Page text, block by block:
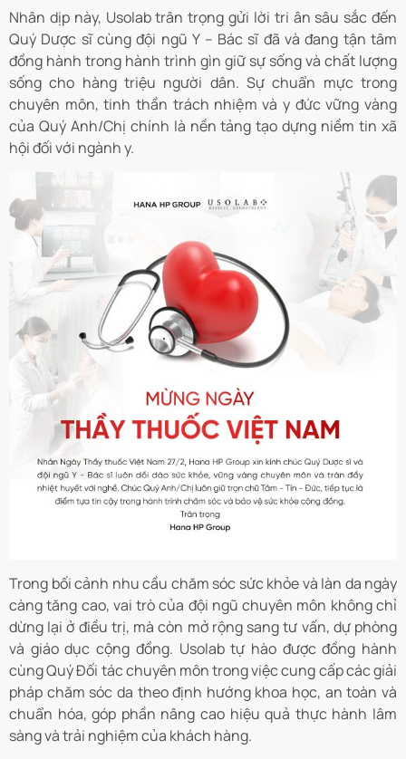
Nhân dịp này, Usolab trân trọng gửi lời tri ân sâu sắc đến
Quý Dược sĩ cùng đội ngũ Y – Bác sĩ đã và đang tận tâm
đồng hành trong hành trình gìn giữ sự sống và chất lượng
sống cho hàng triệu người dân. Sự chuẩn mực trong
chuyên môn, tinh thần trách nhiệm và y đức vững vàng
của Quý Anh/Chị chính là nền tảng tạo dựng niềm tin xã
hội đối với ngành y.
Trong bối cảnh nhu cầu chăm sóc sức khỏe và làn da ngày
càng tăng cao, vai trò của đội ngũ chuyên môn không chỉ
dừng lại ở điều trị, mà còn mở rộng sang tư vấn, dự phòng
và giáo dục cộng đồng. Usolab tự hào được đồng hành
cùng Quý Đối tác chuyên môn trong việc cung cấp các giải
pháp chăm sóc da theo định hướng khoa học, an toàn và
chuẩn hóa, góp phần nâng cao hiệu quả thực hành lâm
sàng và trải nghiệm của khách hàng.